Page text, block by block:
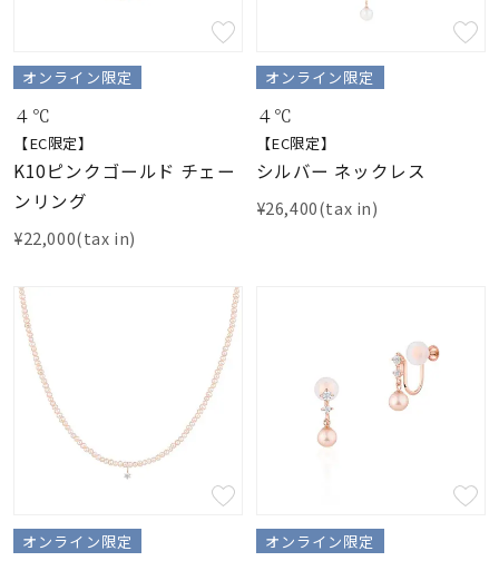
オンライン限定
４℃
【EC限定】
K10ピンクゴールド チェー
ンリング
¥22,000(tax in)
オンライン限定
４℃
【EC限定】
シルバー ネックレス
¥26,400(tax in)
オンライン限定 オンライン限定